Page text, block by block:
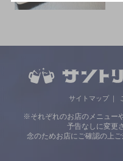
サイトマップ
※それぞれのお店のメニュー
予告なしに変更
念のためお店にご確認の上